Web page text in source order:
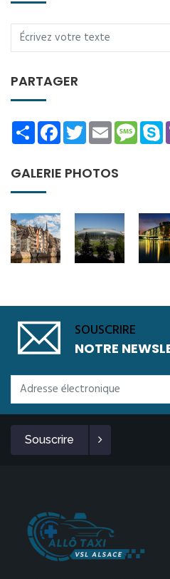
PARTAGER
ShareFacebookTwitterEmail
GALERIE PHOTOS
SOUSCRIRE
NOTRE
Souscrire